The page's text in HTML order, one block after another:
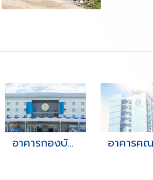
อาคารกองบังคับการ กรมพลาธิการทหารเรือแห่งใหม่ เขตบางนา กรุงเทพฯ